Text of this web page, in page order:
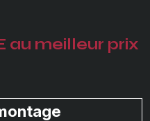
au meilleur prix